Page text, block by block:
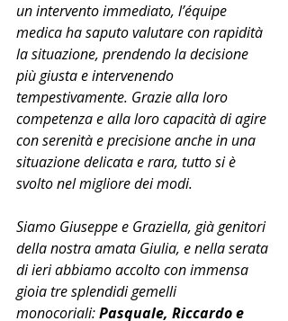
un intervento immediato, l’équipe
medica ha saputo valutare con rapidità
la situazione, prendendo la decisione
più giusta e intervenendo
tempestivamente. Grazie alla loro
competenza e alla loro capacità di agire
con serenità e precisione anche in una
situazione delicata e rara, tutto si è
svolto nel migliore dei modi.
Siamo Giuseppe e Graziella, già genitori
della nostra amata Giulia, e nella serata
di ieri abbiamo accolto con immensa
gioia tre splendidi gemelli
monocoriali: Pasquale, Riccardo e